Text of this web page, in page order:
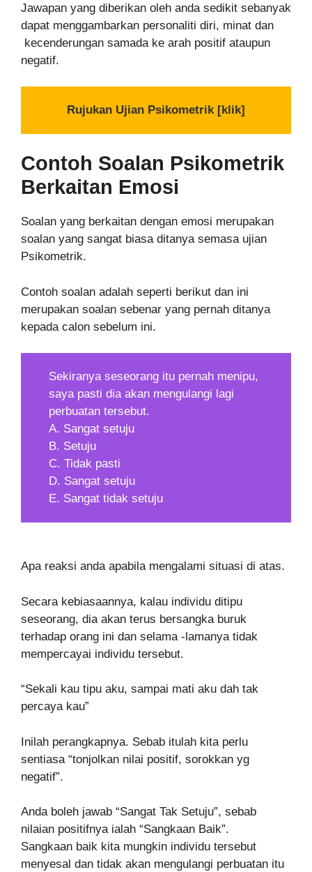
Jawapan yang diberikan oleh anda sedikit sebanyak
dapat menggambarkan personaliti diri, minat dan
kecenderungan samada ke arah positif ataupun
negatif.
Rujukan Ujian Psikometrik [klik]
Contoh Soalan Psikometrik
Berkaitan Emosi
Soalan yang berkaitan dengan emosi merupakan
soalan yang sangat biasa ditanya semasa ujian
Psikometrik.
Contoh soalan adalah seperti berikut dan ini
merupakan soalan sebenar yang pernah ditanya
kepada calon sebelum ini.
Sekiranya seseorang itu pernah menipu,
saya pasti dia akan mengulangi lagi
perbuatan tersebut.
A. Sangat setuju
B. Setuju
C. Tidak pasti
D. Sangat setuju
E. Sangat tidak setuju
Apa reaksi anda apabila mengalami situasi di atas.
Secara kebiasaannya, kalau individu ditipu
seseorang, dia akan terus bersangka buruk
terhadap orang ini dan selama -lamanya tidak
mempercayai individu tersebut.
“Sekali kau tipu aku, sampai mati aku dah tak
percaya kau”
Inilah perangkapnya. Sebab itulah kita perlu
sentiasa “tonjolkan nilai positif, sorokkan yg
negatif”.
Anda boleh jawab “Sangat Tak Setuju”, sebab
nilaian positifnya ialah “Sangkaan Baik”.
Sangkaan baik kita mungkin individu tersebut
menyesal dan tidak akan mengulangi perbuatan itu